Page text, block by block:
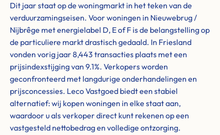
Dit jaar staat op de woningmarkt in het teken van de
verduurzamingseisen. Voor woningen in Nieuwebrug /
Nijbrêge met energielabel D, E of F is de belangstelling op
de particuliere markt drastisch gedaald. In Friesland
vonden vorig jaar 8,443 transacties plaats met een
prijsindexstijging van 9.1%. Verkopers worden
geconfronteerd met langdurige onderhandelingen en
prijsconcessies. Leco Vastgoed biedt een stabiel
alternatief: wij kopen woningen in elke staat aan,
waardoor u als verkoper direct kunt rekenen op een
vastgesteld nettobedrag en volledige ontzorging.